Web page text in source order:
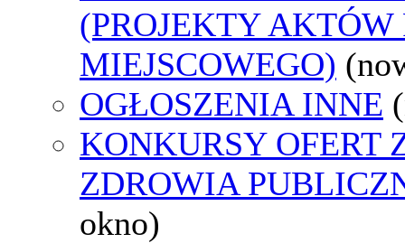
(PROJEKTY AKTÓW
MIEJSCOWEGO)
OGŁOSZENIA INNE
KONKURSY OFERT
ZDROWIA
okno)